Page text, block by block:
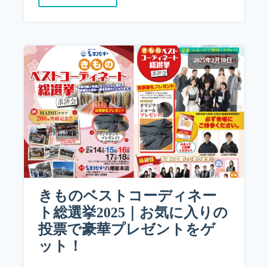
2025年2月10日
きものベストコーディネー
ト総選挙2025｜お気に入りの
投票で豪華プレゼントをゲ
ット！